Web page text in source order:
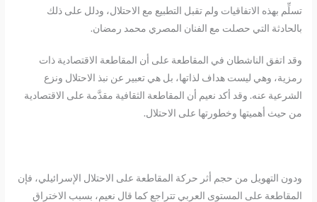
تسلِّم بهذه الاتفاقيات ولم تقبل التطبيع مع الاحتلال، ودلل على ذلك
بالحادثة التي حصلت مع الفنان المصري محمد رمضان.
وقد اتفق الناشطان في المقاطعة على أن المقاطعة الاقتصادية ذات
رمزية، وهي ليست هداف لذاتها، بل هي تعبير عن نبذ الاحتلال ونزع
الشرعية عنه. وقد أكد نعيم أن المقاطعة الثقافية مقدَّمة على الاقتصادية
من حيث أهميتها وخطورتها على الاحتلال.
ودون التهويل من حجم أثر حركة المقاطعة على الاحتلال الإسرائيلي، فإن
المقاطعة على المستوى العربي تتراجع كما قال نعيم، بسبب الاختراق